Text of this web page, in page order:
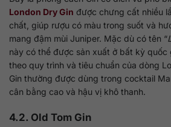
London Dry Gin được chưng cất nhiều
chất, giúp rượu có màu trong suốt và
mang đậm mùi Juniper. Mặc dù có tên “
này có thể được sản xuất ở bất kỳ quốc
theo quy trình và tiêu chuẩn của dòng
Gin thường được dùng trong cocktail
cân bằng cao và hậu vị khô thanh.
4.2. Old Tom Gin